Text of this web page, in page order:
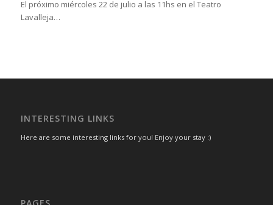
El próximo miércoles 22 de julio a las 11hs en el Teatro
Lavalleja…
INTERESTING LINKS
Here are some interesting links for you! Enjoy your stay :)